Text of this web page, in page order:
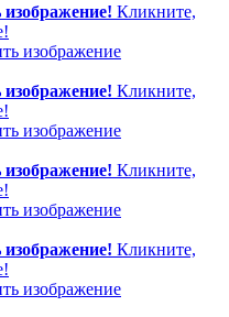
Кликните,
Кликните,
Кликните,
Кликните,